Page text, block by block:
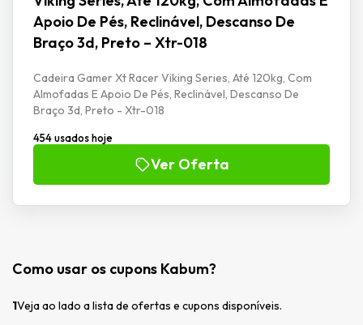
Apoio De Pés, Reclinável, Descanso De
Braço 3d, Preto – Xtr-018
Cadeira Gamer Xt Racer Viking Series, Até 120kg, Com
Almofadas E Apoio De Pés, Reclinável, Descanso De
Braço 3d, Preto - Xtr-018
454 usados hoje
Ver Oferta
Como usar os cupons Kabum?
1Veja ao lado a lista de ofertas e cupons disponíveis.